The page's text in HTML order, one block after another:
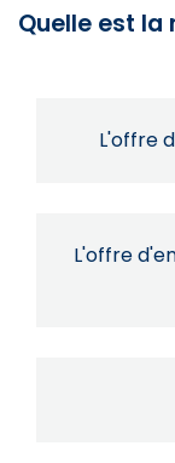
Quelle est
L'offre
L'offre